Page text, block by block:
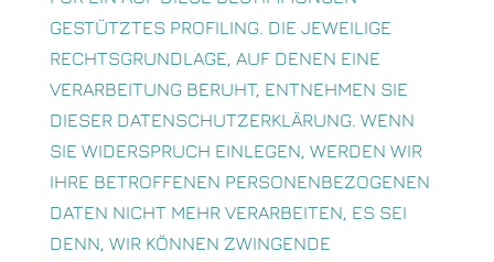
GESTÜTZTES PROFILING. DIE JEWEILIGE
RECHTSGRUNDLAGE, AUF DENEN EINE
VERARBEITUNG BERUHT, ENTNEHMEN SIE
DIESER DATENSCHUTZERKLÄRUNG. WENN
SIE WIDERSPRUCH EINLEGEN, WERDEN WIR
IHRE BETROFFENEN PERSONENBEZOGENEN
DATEN NICHT MEHR VERARBEITEN, ES SEI
DENN, WIR KÖNNEN ZWINGENDE